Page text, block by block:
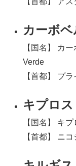
カーボ
【国名】 カ
Verde
【首都】 プ
キプロス
【国名】 キ
【首都】 ニ